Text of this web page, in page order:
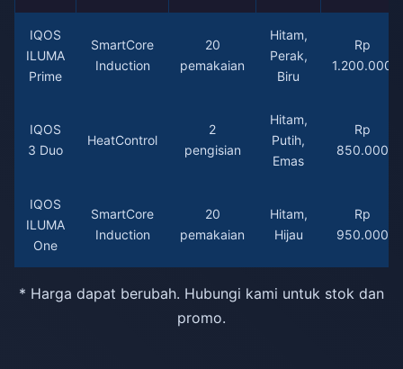
IQOS
ILUMA
Prime
SmartCore
Induction
20
pemakaian
Hitam,
Perak,
Biru
Rp
1.200.000
IQOS
3 Duo
HeatControl
2
pengisian
Hitam,
Putih,
Emas
Rp
850.000
IQOS
ILUMA
One
SmartCore
Induction
20
pemakaian
Hitam,
Hijau
Rp
950.000
* Harga dapat berubah. Hubungi kami untuk stok dan
promo.